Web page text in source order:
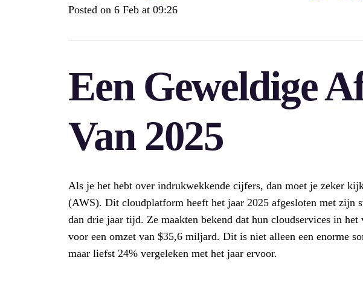
Posted on 6 Feb at 09:26
Een Geweldige
Van 2025
Als je het hebt over indrukwekkende cijfers, dan moet je zeker
(AWS). Dit cloudplatform heeft het jaar 2025 afgesloten met zijn
dan drie jaar tijd. Ze maakten bekend dat hun cloudservices in het
voor een omzet van $35,6 miljard. Dit is niet alleen een enorme
maar liefst 24% vergeleken met het jaar ervoor.